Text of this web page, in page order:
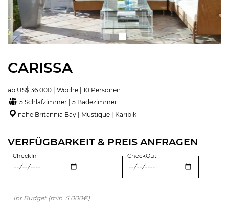
CARISSA
ab US$ 36.000 | Woche | 10 Personen
5 Schlafzimmer | 5 Badezimmer
nahe Britannia Bay | Mustique | Karibik
VERFÜGBARKEIT & PREIS ANFRAGEN
CheckIn CheckOut
Bitte lasse dieses Feld leer.